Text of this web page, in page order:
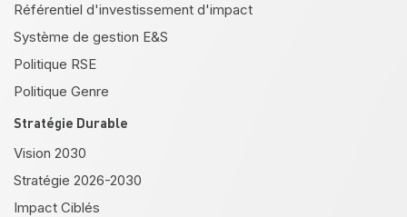
Référentiel d'investissement d'impact
Système de gestion E&S
Politique RSE
Politique Genre
Stratégie Durable
Vision 2030
Stratégie 2026-2030
Impact Ciblés